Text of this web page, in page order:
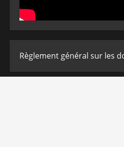
Règlement général sur les